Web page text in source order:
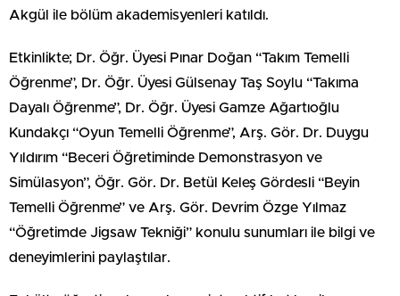
Akgül ile bölüm akademisyenleri katıldı.
Etkinlikte; Dr. Öğr. Üyesi Pınar Doğan “Takım Temelli
Öğrenme”, Dr. Öğr. Üyesi Gülsenay Taş Soylu “Takıma
Dayalı Öğrenme”, Dr. Öğr. Üyesi Gamze Ağartıoğlu
Kundakçı “Oyun Temelli Öğrenme”, Arş. Gör. Dr. Duygu
Yıldırım “Beceri Öğretiminde Demonstrasyon ve
Simülasyon”, Öğr. Gör. Dr. Betül Keleş Gördesli “Beyin
Temelli Öğrenme” ve Arş. Gör. Devrim Özge Yılmaz
“Öğretimde Jigsaw Tekniği” konulu sunumları ile bilgi ve
deneyimlerini paylaştılar.